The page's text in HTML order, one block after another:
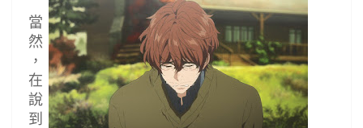
當
然
，
在
說
到